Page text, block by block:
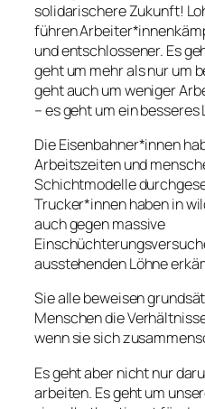
solidarischere Zukunft!
führen
und entschlossener. Es
geht um mehr als nur um
geht auch um weniger
– es geht um ein besseres
Die Eisenbahner*innen
Arbeitszeiten und
Schichtmodelle
Trucker*innen haben in
auch gegen massive
ausstehenden Löhne
Sie alle beweisen
Menschen die
wenn sie sich
Es geht aber nicht nur
arbeiten. Es geht um